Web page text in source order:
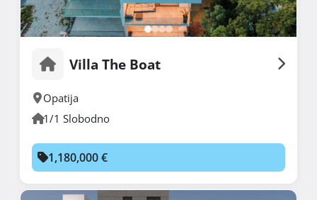
Villa The Boat
Opatija
1/1 Slobodno
1,180,000 €